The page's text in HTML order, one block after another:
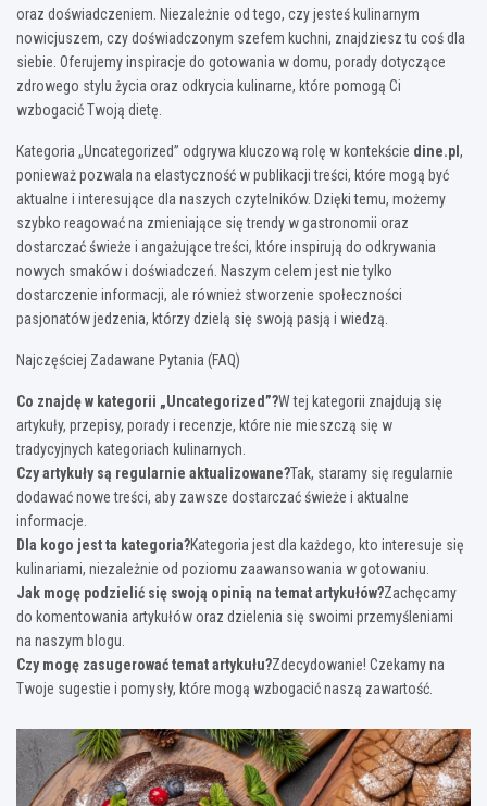
oraz doświadczeniem. Niezależnie od tego, czy jesteś kulinarnym
nowicjuszem, czy doświadczonym szefem kuchni, znajdziesz tu coś dla
siebie. Oferujemy inspiracje do gotowania w domu, porady dotyczące
zdrowego stylu życia oraz odkrycia kulinarne, które pomogą Ci
wzbogacić Twoją dietę.
Kategoria „Uncategorized” odgrywa kluczową rolę w kontekście dine.pl ,
ponieważ pozwala na elastyczność w publikacji treści, które mogą być
aktualne i interesujące dla naszych czytelników. Dzięki temu, możemy
szybko reagować na zmieniające się trendy w gastronomii oraz
dostarczać świeże i angażujące treści, które inspirują do odkrywania
nowych smaków i doświadczeń. Naszym celem jest nie tylko
dostarczenie informacji, ale również stworzenie społeczności
pasjonatów jedzenia, którzy dzielą się swoją pasją i wiedzą.
Najczęściej Zadawane Pytania (FAQ)
Co znajdę w kategorii „Uncategorized”?W tej kategorii znajdują się
artykuły, przepisy, porady i recenzje, które nie mieszczą się w
tradycyjnych kategoriach kulinarnych.
Czy artykuły są regularnie aktualizowane?Tak, staramy się regularnie
dodawać nowe treści, aby zawsze dostarczać świeże i aktualne
informacje.
Dla kogo jest ta kategoria?Kategoria jest dla każdego, kto interesuje się
kulinariami, niezależnie od poziomu zaawansowania w gotowaniu.
Jak mogę podzielić się swoją opinią na temat artykułów?Zachęcamy
do komentowania artykułów oraz dzielenia się swoimi przemyśleniami
na naszym blogu.
Czy mogę zasugerować temat artykułu?Zdecydowanie! Czekamy na
Twoje sugestie i pomysły, które mogą wzbogacić naszą zawartość.